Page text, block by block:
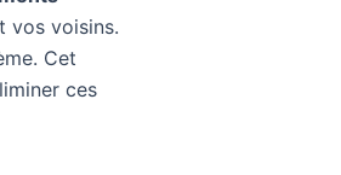
vos voisins.
Cet
ces